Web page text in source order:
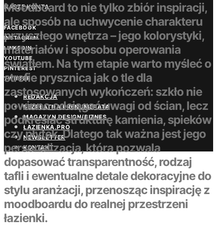
NASZE KONTA
FACEBOOK
INSTAGRAM
LINKEDIN
YOUTUBE
PINTEREST
TWITTER
REDAKCJA
BEZPŁATNA PRENUMERATA
MAGAZYN DESIGN/BIZNES
ŁAZIENKA.PRO
NEWSLETTER
KONTAKT
Moodboard to nie tylko zbiór inspiracji,
ale sposób na uchwycenie charakteru
przyszłego wnętrza – jego kolorystyki,
materiałów i sposobu operowania
światłem. Na tym etapie warto myśleć o
strefie prysznica jak o tle dla
zastosowanych wykończeń: szkło nie
powinno odciągać uwagi od ścian, lecz
podkreślać strukturę kamienia, spieków
czy płytek. Dlatego tak ważna jest jego
personalizacja, która pozwala
dopasować transparentność, rodzaj
tafli i ewentualne detale dekoracyjne do
stylu aranżacji, przenosząc inspirację z
moodboardu do realnej przestrzeni
łazienki.